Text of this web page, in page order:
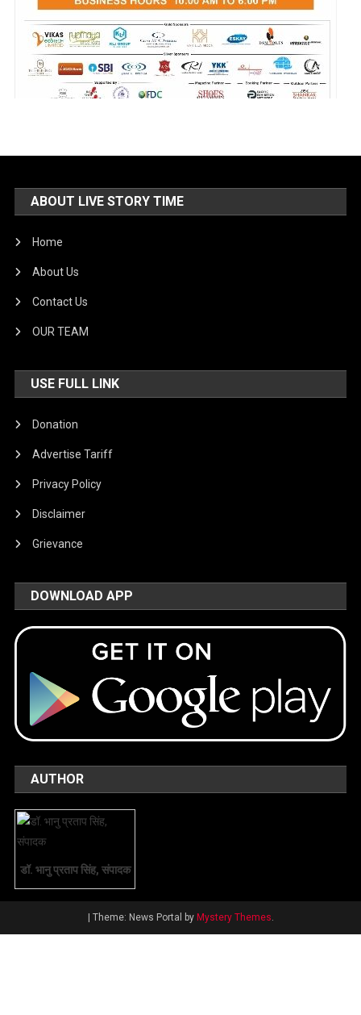
ABOUT LIVE STORY TIME
Home
About Us
Contact Us
OUR TEAM
USE FULL LINK
Donation
Advertise Tariff
Privacy Policy
Disclaimer
Grievance
DOWNLOAD APP
AUTHOR
डॉ. भानु प्रताप सिंह, संपादक
| Theme: News Portal by Mystery Themes.